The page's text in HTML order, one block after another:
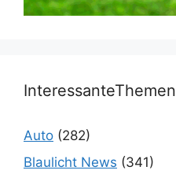
InteressanteThemen
Auto (282)
Blaulicht News (341)